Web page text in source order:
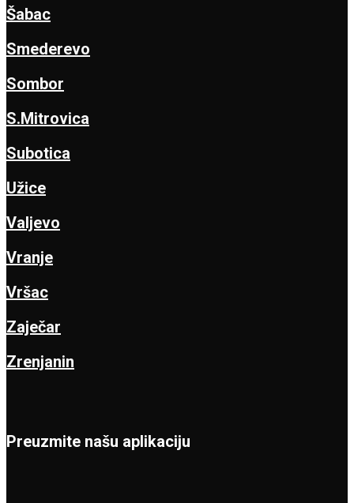
Šabac
Smederevo
Sombor
S.Mitrovica
Subotica
Užice
Valjevo
Vranje
Vršac
Zaječar
Zrenjanin
Preuzmite našu aplikaciju